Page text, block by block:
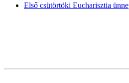
Első csütörtöki Eucharisztia